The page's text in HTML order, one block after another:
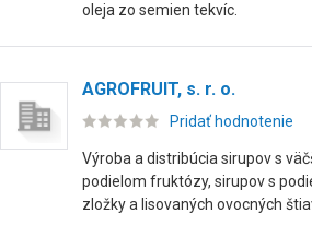
oleja zo semien tekvíc.
AGROFRUIT, s. r. o.
Pridať hodnotenie
Výroba a distribúcia sirupov s
podielom fruktózy, sirupov s
zložky a lisovaných ovocných